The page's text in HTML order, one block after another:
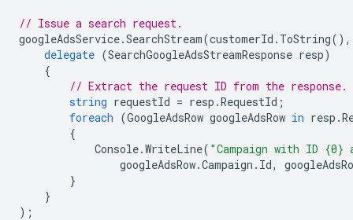
// Issue a search request.
googleAdsService.SearchStream(customerId . ToString(),
delegate (SearchGoogleAdsStreamResponse resp)
{
// Extract the request ID from the response.
string requestId = resp .RequestId ;
foreach (GoogleAdsRow googleAdsRow in resp .
{
Console.WriteLine( "Campaign with ID
googleAdsRow.Campaign . Id,
}
}
);